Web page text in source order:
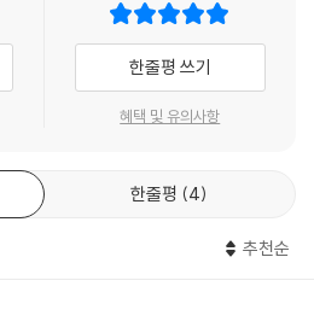
한줄평 쓰기
혜택 및 유의사항
한줄평 4
추천순